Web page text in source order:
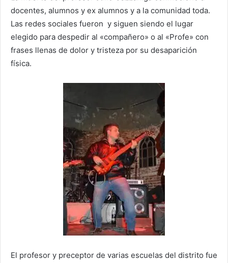
docentes, alumnos y ex alumnos y a la comunidad toda.
Las redes sociales fueron y siguen siendo el lugar
elegido para despedir al «compañero» o al «Profe» con
frases llenas de dolor y tristeza por su desaparición
física.
El profesor y preceptor de varias escuelas del distrito fue